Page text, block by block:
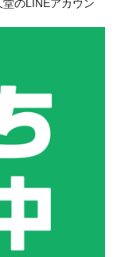
のLINEアカウン